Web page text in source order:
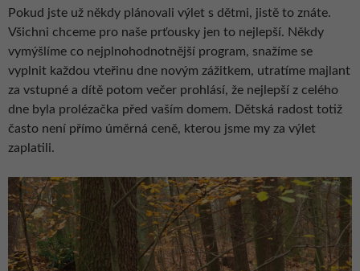
Pokud jste už někdy plánovali výlet s dětmi, jistě to znáte.
Všichni chceme pro naše prťousky jen to nejlepší. Někdy
vymýšlíme co nejplnohodnotnější program, snažíme se
vyplnit každou vteřinu dne novým zážitkem, utratíme majlant
za vstupné a dítě potom večer prohlásí, že nejlepší z celého
dne byla prolézačka před vaším domem. Dětská radost totiž
často není přímo úměrná ceně, kterou jsme my za výlet
zaplatili.